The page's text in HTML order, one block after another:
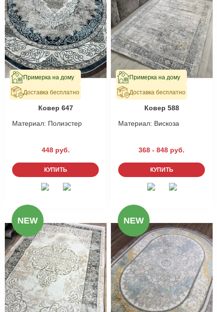
Примерка на дому
Доставка бесплатно
В наличии
Ковер 647
Материал: Полиэстер
448 руб.
КУПИТЬ
Примерка на дому
Доставка бесплатно
В наличии
Ковер 588
Материал: Вискоза
368 - 848 руб.
КУПИТЬ
NEW NEW